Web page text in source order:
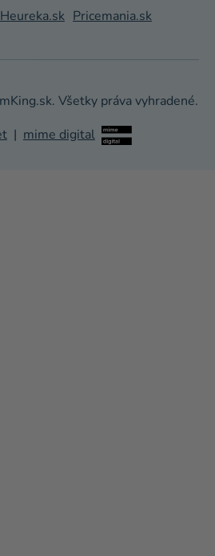
Heureka.sk Pricemania.sk
| mime digital
. Všetky práva vyhradené.